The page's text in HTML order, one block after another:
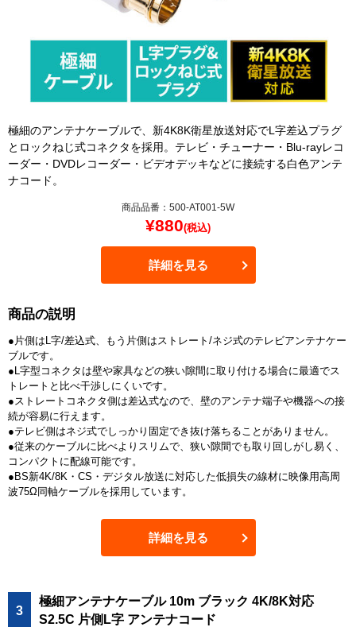
極細のアンテナケーブルで、新4K8K衛星放送対応でL字差込プラグ
とロックねじ式コネクタを採用。テレビ・チューナー・Blu-rayレコ
ーダー・DVDレコーダー・ビデオデッキなどに接続する白色アンテ
ナコード。
商品品番：500-AT001-5W
¥880(税込)
詳細を見る
商品の説明
●片側はL字/差込式、もう片側はストレート/ネジ式のテレビアンテナケー
ブルです。
●L字型コネクタは壁や家具などの狭い隙間に取り付ける場合に最適でス
トレートと比べ干渉しにくいです。
●ストレートコネクタ側は差込式なので、壁のアンテナ端子や機器への接
続が容易に行えます。
●テレビ側はネジ式でしっかり固定でき抜け落ちることがありません。
●従来のケーブルに比べよりスリムで、狭い隙間でも取り回しがし易く、
コンパクトに配線可能です。
●BS新4K/8K・CS・デジタル放送に対応した低損失の線材に映像用高周
波75Ω同軸ケーブルを採用しています。
詳細を見る
3
極細アンテナケーブル 10m ブラック 4K/8K対応
S2.5C 片側L字 アンテナコード